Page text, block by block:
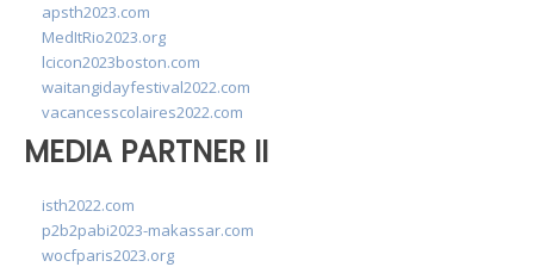
apsth2023.com
MedItRio2023.org
lcicon2023boston.com
waitangidayfestival2022.com
vacancesscolaires2022.com
MEDIA PARTNER II
isth2022.com
p2b2pabi2023-makassar.com
wocfparis2023.org